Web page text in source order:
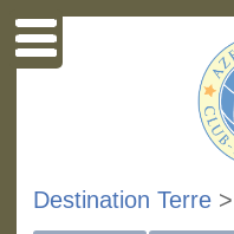
Destination Terre >